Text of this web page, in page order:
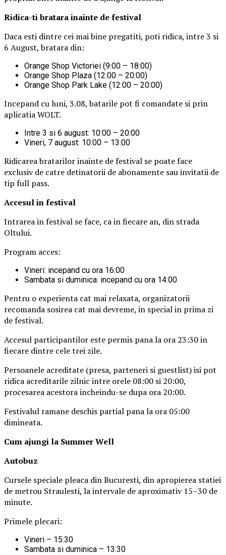
Ridica-ti bratarainainte de festival
Daca esti dintre cei mai bine pregatiti, poti ridica, intre 3 si
6 August, bratara din:
Orange Shop Victoriei (9:00 – 18:00)
Orange Shop Plaza (12:00 – 20:00)
Orange Shop Park Lake (12:00 – 20:00)
Incepand cu luni, 3.08, batarile pot fi comandate si prin
aplicatia WOLT.
Intre 3 si 6 august: 10:00 – 20:00
Vineri, 7 august: 10:00 – 13:00
Ridicarea bratarilor inainte de festival se poate face
exclusiv de catre detinatorii de abonamente sau invitatii de
tip full pass.
Accesul in festival
Intrarea in festival se face, ca in fiecare an, din strada
Oltului.
Program acces:
Vineri: incepand cu ora 16:00
Sambata si duminica: incepand cu ora 14:00
Pentru o experienta cat mai relaxata, organizatorii
recomanda sosirea cat mai devreme, in special in prima zi
de festival.
Accesul participantilor este permis pana la ora 23:30 in
fiecare dintre cele trei zile.
Persoanele acreditate (presa, parteneri si guestlist) isi pot
ridica acreditarile zilnic intre orele 08:00 si 20:00,
procesarea acestora incheindu-se dupa ora 20:00.
Festivalul ramane deschis partial pana la ora 05:00
dimineata.
Cum ajungi la Summer Well
Autobuz
Cursele speciale pleaca din Bucuresti, din apropierea statiei
de metrou Straulesti, la intervale de aproximativ 15–30 de
minute.
Primele plecari:
Vineri – 15:30
Sambata si duminica – 13:30